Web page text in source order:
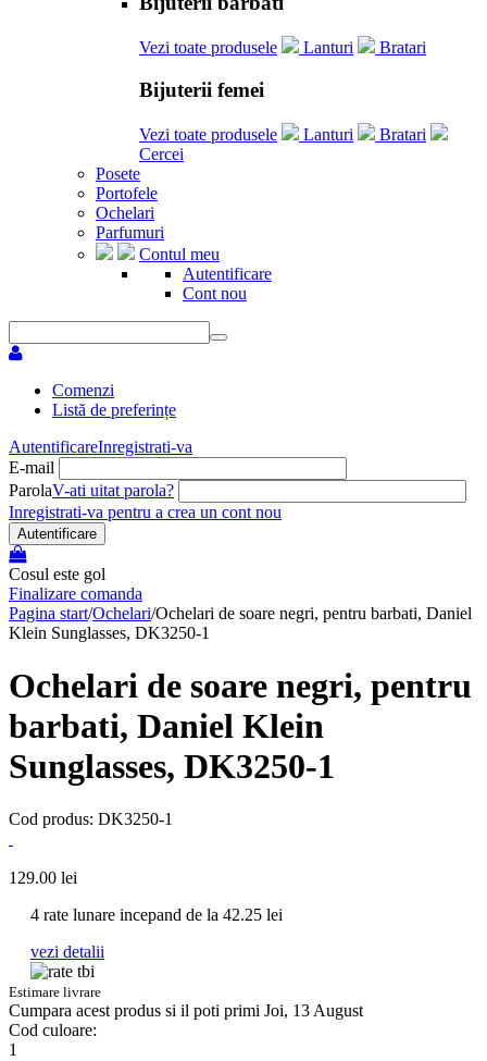
Vezi toate produsele Lanturi Bratari
Bijuterii femei
Vezi toate produsele Lanturi
Bratari
Cercei
Posete
Portofele
Ochelari
Parfumuri
Contul meu
Autentificare
Cont nou
Comenzi
Listă de preferințe
AutentificareInregistrati-va
E-mail
ParolaV-ati uitat parola?
Inregistrati-va pentru a crea un cont nou
Autentificare
Cosul este gol
Finalizare comanda
Pagina start/Ochelari/Ochelari de soare negri, pentru barbati, Daniel
Klein Sunglasses, DK3250-1
Ochelari de soare negri, pentru
barbati, Daniel Klein
Sunglasses, DK3250-1
Cod produs: DK3250-1
129.00 lei
4 rate lunare incepand de la 42.25 lei
vezi detalii
Estimare livrare
Cumpara acest produs si il poti primi Joi, 13 August
Cod culoare:
1